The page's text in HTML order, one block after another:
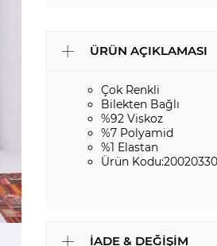
ÜRÜN AÇIKLAMASI
Çok Renkli
Bilekten Bağlı
%92 Viskoz
%7 Polyamid
%1 Elastan
Ürün
İADE & DEĞIŞIM